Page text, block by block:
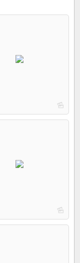
b
b